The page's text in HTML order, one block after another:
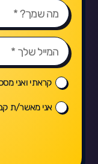
קראתי ואני
אני מאשר/ת